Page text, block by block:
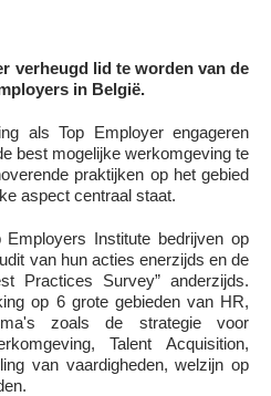
verheugd lid te worden van de
in België.
als Top Employer engageren
best mogelijke werkomgeving te
praktijken op het gebied
aspect centraal staat.
Institute bedrijven op
van hun acties enerzijds en de
Practices Survey” anderzijds.
op 6 grote gebieden van HR,
zoals de strategie voor
Talent Acquisition,
van vaardigheden, welzijn op